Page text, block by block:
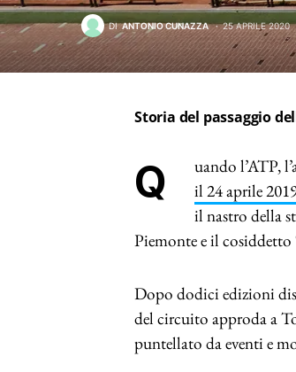
DI ANTONIO CUNAZZA 25 APRILE 2020
Storia del passaggio
Quando
il 24 aprile
il nastro della
Piemonte e il
Dopo dodici edizioni
del circuito approda a
puntellato da eventi e